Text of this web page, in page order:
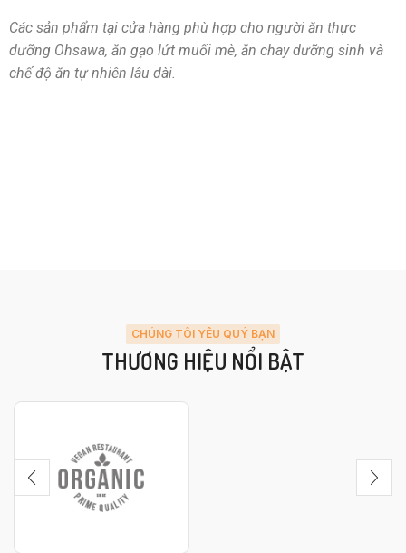
Các sản phẩm tại cửa hàng phù hợp cho người ăn thực
dưỡng Ohsawa, ăn gạo lứt muối mè, ăn chay dưỡng sinh và
chế độ ăn tự nhiên lâu dài.
CHÚNG TÔI YÊU QUÝ BẠN
THƯƠNG HIỆU NỔI BẬT